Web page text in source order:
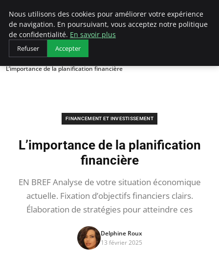
LECFCM
Accueil
Financement et investissement
L’importance de la planification financière
FINANCEMENT ET INVESTISSEMENT
L’importance de la planification
financière
EN BREF Analyse de votre situation économique
actuelle. Fixation d’objectifs financiers clairs.
Élaboration de stratégies pour atteindre ces
Delphine Roux
13 février 2025
Nous utilisons des cookies pour améliorer votre expérience
de navigation. En poursuivant, vous acceptez notre politique
de confidentialité. En savoir plus
Refuser Accepter